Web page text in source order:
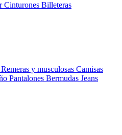
Cinturones Billeteras
Remeras y musculosas Camisas
Pantalones Bermudas Jeans